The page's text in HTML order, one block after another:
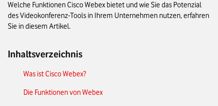
Welche Funktionen Cisco Webex bietet und wie Sie das Potenzial
des Videokonferenz-Tools in Ihrem Unternehmen nutzen, erfahren
Sie in diesem Artikel.
Inhaltsverzeichnis
Was ist Cisco Webex?
Die Funktionen von Webex